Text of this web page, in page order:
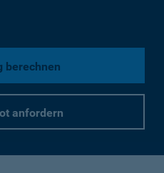
berechnen
anfordern